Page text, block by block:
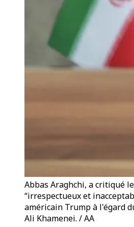
Abbas Araghchi, a critiqué
“irrespectueux et
américain Trump à l'égard
Ali Khamenei. / AA